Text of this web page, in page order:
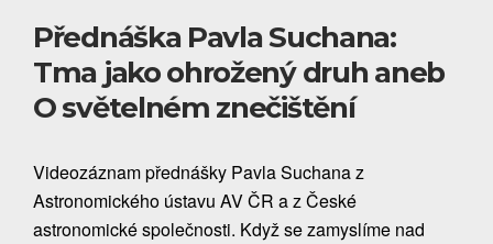
Přednáška Pavla Suchana:
Tma jako ohrožený druh aneb
O světelném znečištění
Videozáznam přednášky Pavla Suchana z
Astronomického ústavu AV ČR a z České
astronomické společnosti. Když se zamyslíme nad